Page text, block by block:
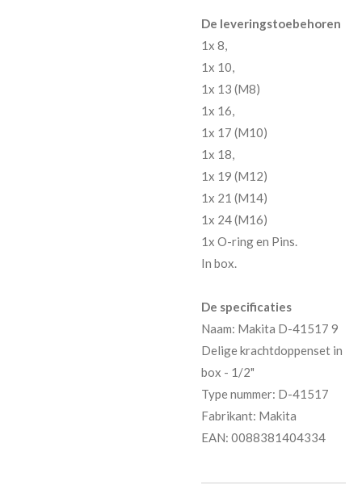
De leveringstoebehoren
1x 8,
1x 10,
1x 13 (M8)
1x 16,
1x 17 (M10)
1x 18,
1x 19 (M12)
1x 21 (M14)
1x 24 (M16)
1x O-ring en Pins.
In box.
De specificaties
Naam: Makita D-41517 9
Delige krachtdoppenset in
box - 1/2"
Type nummer: D-41517
Fabrikant: Makita
EAN: 0088381404334